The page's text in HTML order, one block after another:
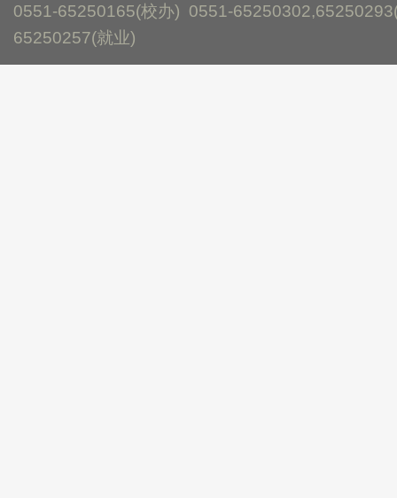
0551-65250165(校办) 0551-
65250257(就业)